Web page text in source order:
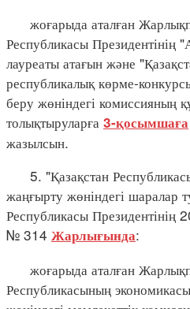
жоғарыда аталған
Республикасы
лауреаты атағын және
республикалық көрме-
беру жөніндегі комиссияның
толықтыруларға 3-қосымшаға
жазылсын.
5. "Қазақстан
жаңғырту жөніндегі шаралар
Республикасы Президентінің
№ 314 Жарлығында:
жоғарыда аталған
Республикасының